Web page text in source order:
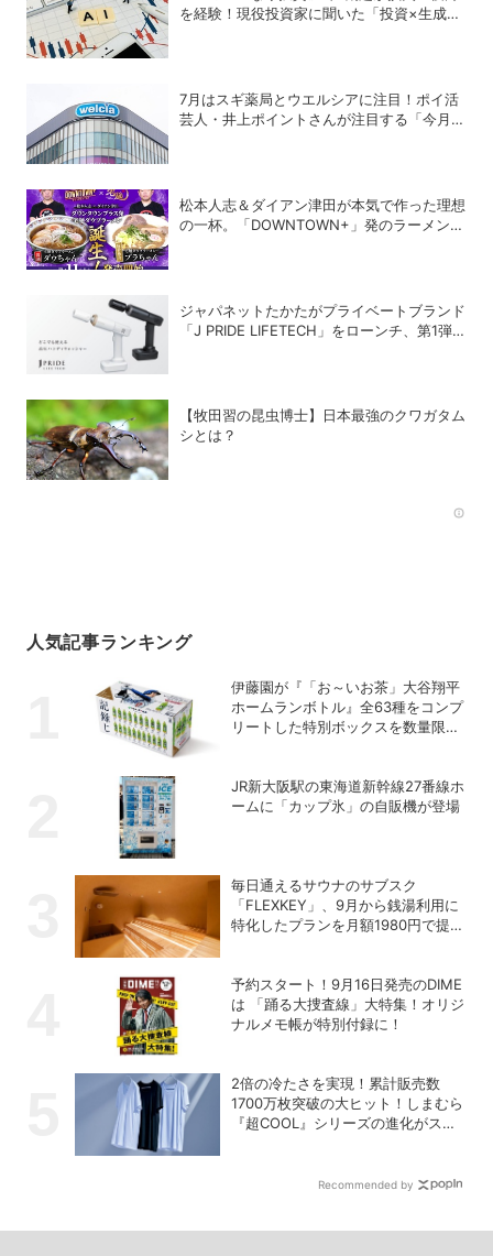
を経験！現役投資家に聞いた「投資×生成
7月はスギ薬局とウエルシアに注目！ポイ活
芸人・井上ポイントさんが注目する「今月の
松本人志＆ダイアン津田が本気で作った理想
の一杯。「DOWNTOWN+」発のラーメンを
ジャパネットたかたがプライベートブランド
「J PRIDE LIFETECH」をローンチ、第1弾
【牧田習の昆虫博士】日本最強のクワガタム
シとは？
人気記事ランキング
伊藤園が『「お～いお茶」大谷翔平
ホームランボトル』全63種をコンプ
リートした特別ボックスを数量限定
JR新大阪駅の東海道新幹線27番線ホ
ームに「カップ氷」の自販機が登場
毎日通えるサウナのサブスク
「FLEXKEY」、9月から銭湯利用に
特化したプランを月額1980円で提供
予約スタート！9月16日発売のDIME
は 「踊る大捜査線」大特集！オリジ
ナルメモ帳が特別付録に！
2倍の冷たさを実現！累計販売数
1700万枚突破の大ヒット！しまむら
『超COOL』シリーズの進化がスゴ
Recommended by